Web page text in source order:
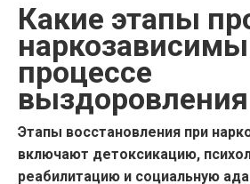
Какие этапы
процессе
выздоровления
Этапы восстановления при
включают детоксикацию,
реабилитацию и социальную